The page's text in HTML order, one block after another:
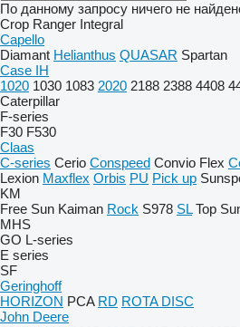
По данному запросу ничего не
Crop Ranger Integral
Capello
Diamant Helianthus QUASAR Spartan
Case IH
1020 1030 1083 2020 2188 2388 4408
Caterpillar
F-series
F30 F530
Claas
C-series Cerio Conspeed Convio Flex
Lexion Maxflex Orbis PU Pick up
KM
Free Sun Kaiman Rock S978 SL Top
MHS
GO L-series
E series
SF
Geringhoff
HORIZON PCA RD ROTA DISC
John Deere